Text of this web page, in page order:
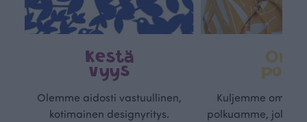
Kestä
vyys
Olemme aidosti vastuullinen,
kotimainen designyritys.
Oma
Kuljemme omaa,
polkuamme, jolla